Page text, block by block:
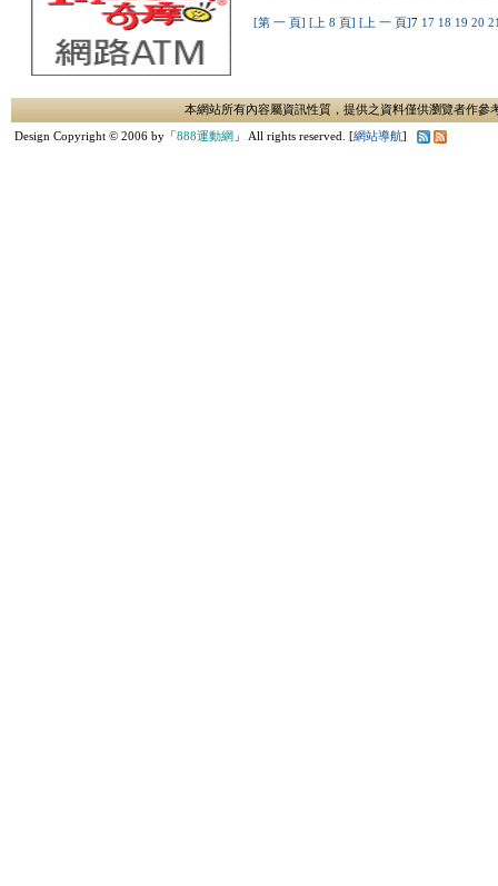
[第 一 頁] [上 8 頁] [上 一 頁]7 17 18 19 20
本網站所有內容屬資訊性質，提供之資料僅供瀏覽者作
Design Copyright © 2006 by「888運動網 」 All rights reserved. [網站導航]